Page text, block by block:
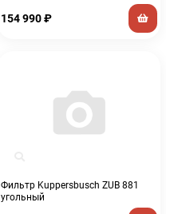
154 990₽
Фильтр Kuppersbusch ZUB 881
угольный